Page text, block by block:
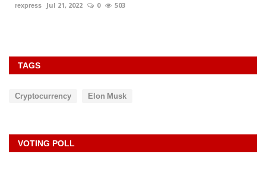
rexpress Jul 21, 2022 0 503
TAGS
Cryptocurrency Elon Musk
VOTING POLL